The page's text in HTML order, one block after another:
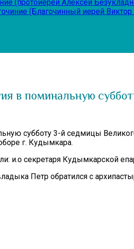
(протоиерей Алексей
(Благочинный иерей
в поминальную
субботу 3-й седмицы
г. Кудымкара.
и.о секретаря Кудымкарской
Петр обратился с